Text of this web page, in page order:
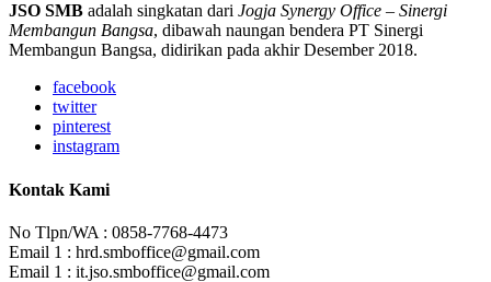
JSO SMB adalah singkatan dari Jogja Synergy Office – Sinergi
Membangun Bangsa, dibawah naungan bendera PT Sinergi
Membangun Bangsa, didirikan pada akhir Desember 2018.
facebook
twitter
pinterest
instagram
Kontak Kami
No Tlpn/WA : 0858-7768-4473
Email 1 : hrd.smboffice@gmail.com
Email 1 : it.jso.smboffice@gmail.com